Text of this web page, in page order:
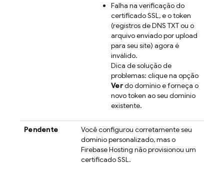
Falha na verificação do
certificado SSL, e o token
(registros de DNS TXT ou o
arquivo enviado por upload
para seu site) agora é
inválido.
Dica de solução de
problemas: clique na opção
Verdo domínio e forneça o
novo token ao seu domínio
existente.
Pendente
Você configurou corretamente seu
domínio personalizado, mas o
Firebase Hosting não provisionou um
certificado SSL.